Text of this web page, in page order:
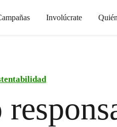
Involúcrate